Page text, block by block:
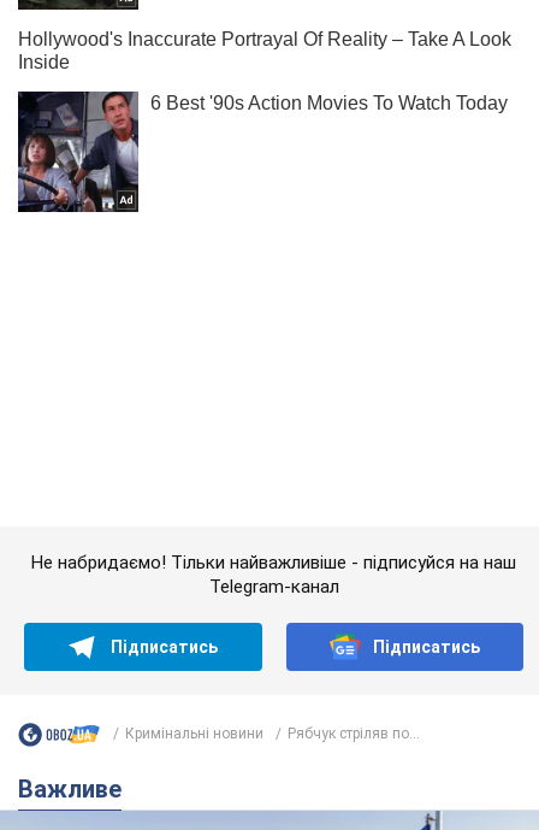
Якою була оригінальна версія гімну України та
чому її боялася Російська імперія: про це не